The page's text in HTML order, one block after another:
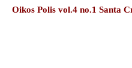
Oikos Polis vol.4 no.1 Santa